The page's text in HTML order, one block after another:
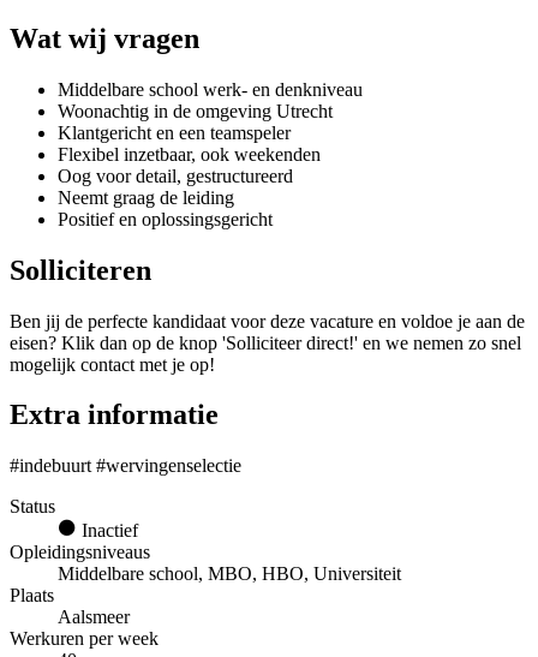
Wat wij vragen
Middelbare school werk- en denkniveau
Woonachtig in de omgeving Utrecht
Klantgericht en een teamspeler
Flexibel inzetbaar, ook weekenden
Oog voor detail, gestructureerd
Neemt graag de leiding
Positief en oplossingsgericht
Solliciteren
Ben jij de perfecte kandidaat voor deze vacature en voldoe je aan de
eisen? Klik dan op de knop 'Solliciteer direct!' en we nemen zo snel
mogelijk contact met je op!
Extra informatie
#indebuurt #wervingenselectie
Status
Inactief
Opleidingsniveaus
Middelbare school, MBO, HBO, Universiteit
Plaats
Aalsmeer
Werkuren per week